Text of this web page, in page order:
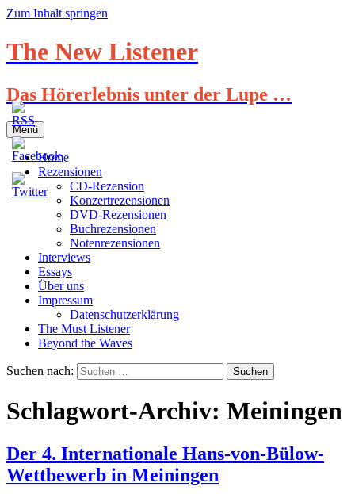
Zum Inhalt springen
The New Listener
Das Hörerlebnis unter der Lupe …
Menü
Home
Rezensionen
CD-Rezension
Konzertrezensionen
DVD-Rezensionen
Buchrezensionen
Notenrezensionen
Interviews
Essays
Über uns
Impressum
Datenschutzerklärung
The Must Listener
Beyond the Waves
Suchen nach:
Schlagwort-Archiv: Meiningen
Der 4. Internationale Hans-von-Bülow-
Wettbewerb in Meiningen